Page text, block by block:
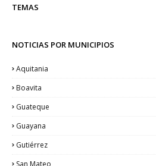
TEMAS
NOTICIAS POR MUNICIPIOS
Aquitania
Boavita
Guateque
Guayana
Gutiérrez